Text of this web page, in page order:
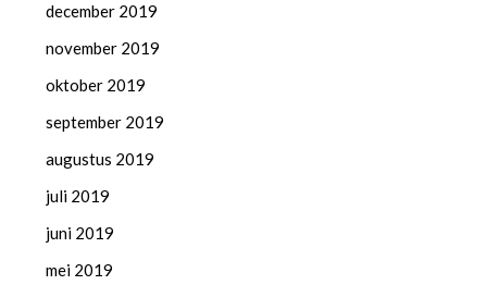
december 2019
november 2019
oktober 2019
september 2019
augustus 2019
juli 2019
juni 2019
mei 2019